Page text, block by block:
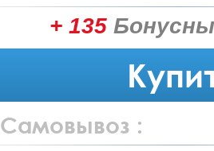
+ 135
Самовывоз :